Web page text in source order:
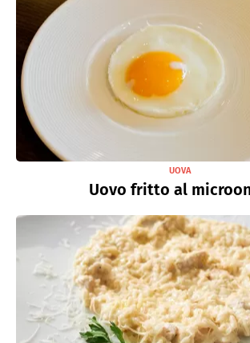
UOVA
Uovo fritto al